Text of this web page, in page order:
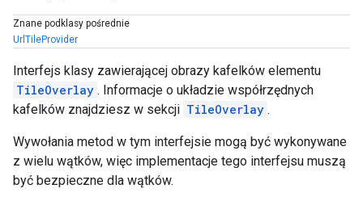
Znane podklasy pośrednie
UrlTileProvider
Interfejs klasy zawierającej obrazy kafelków elementu
TileOverlay . Informacje o układzie współrzędnych
kafelków znajdziesz w sekcji TileOverlay .
Wywołania metod w tym interfejsie mogą być wykonywane
z wielu wątków, więc implementacje tego interfejsu muszą
być bezpieczne dla wątków.